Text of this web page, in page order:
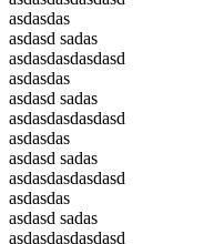
asdasdas
asdasd sadas
asdasdasdasdasd
asdasdas
asdasd sadas
asdasdasdasdasd
asdasdas
asdasd sadas
asdasdasdasdasd
asdasdas
asdasd sadas
asdasdasdasdasd